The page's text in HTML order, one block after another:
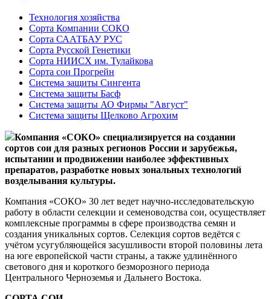
Технология хозяйства
Сорта Компании СОКО
Сорта СААТБАУ РУС
Сорта Русской Генетики
Сорта НИИСХ им. Тулайкова
Сорта сои Прогрейн
Система защиты Сингента
Система защиты Басф
Система защиты АО Фирмы "Август"
Система защиты Щелково Агрохим
Компания «СОКО» специализируется на создании
сортов сои для разных регионов России и зарубежья,
испытании и продвижении наиболее эффективных
препаратов, разработке новых зональных технологий
возделывания культуры.
Компания «СОКО» 30 лет ведет научно-исследовательскую
работу в области селекции и семеноводства сои, осуществляет
комплексные программы в сфере производства семян и
создания уникальных сортов. Селекция сортов ведётся с
учётом усугубляющейся засушливости второй половины лета
на юге европейской части страны, а также удлинённого
светового дня и короткого безморозного периода
Центрального Черноземья и Дальнего Востока.